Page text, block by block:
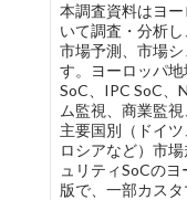
本調査資料はヨ
いて調査・分析し
市場予測、市場
す。ヨーロッパ
SoC、IPC SoC、
ム監視、商業監
主要国別（ドイツ
ロシアなど）市
ュリティSoCの
版で、一部カスタ